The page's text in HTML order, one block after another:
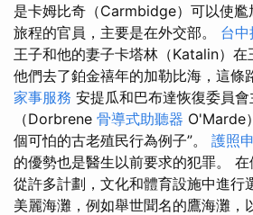
是卡姆比奇（Carmbidge）可以使尷
旅程的官員，主要是在外交部。 台
王子和他的妻子卡塔林（Katalin）在
他們去了鉑金禧年的加勒比海，這條
家事服務 安提瓜和巴布達恢復委員會
（Dorbrene 骨導式助聽器 O'Marde
個可怕的古老殖民行為例子”。 護照
的優勢也是醫生以前要求的犯罪。
從許多計劃，文化和體育設施中進行
美麗海灘，例如舉世聞名的鷹海灘，